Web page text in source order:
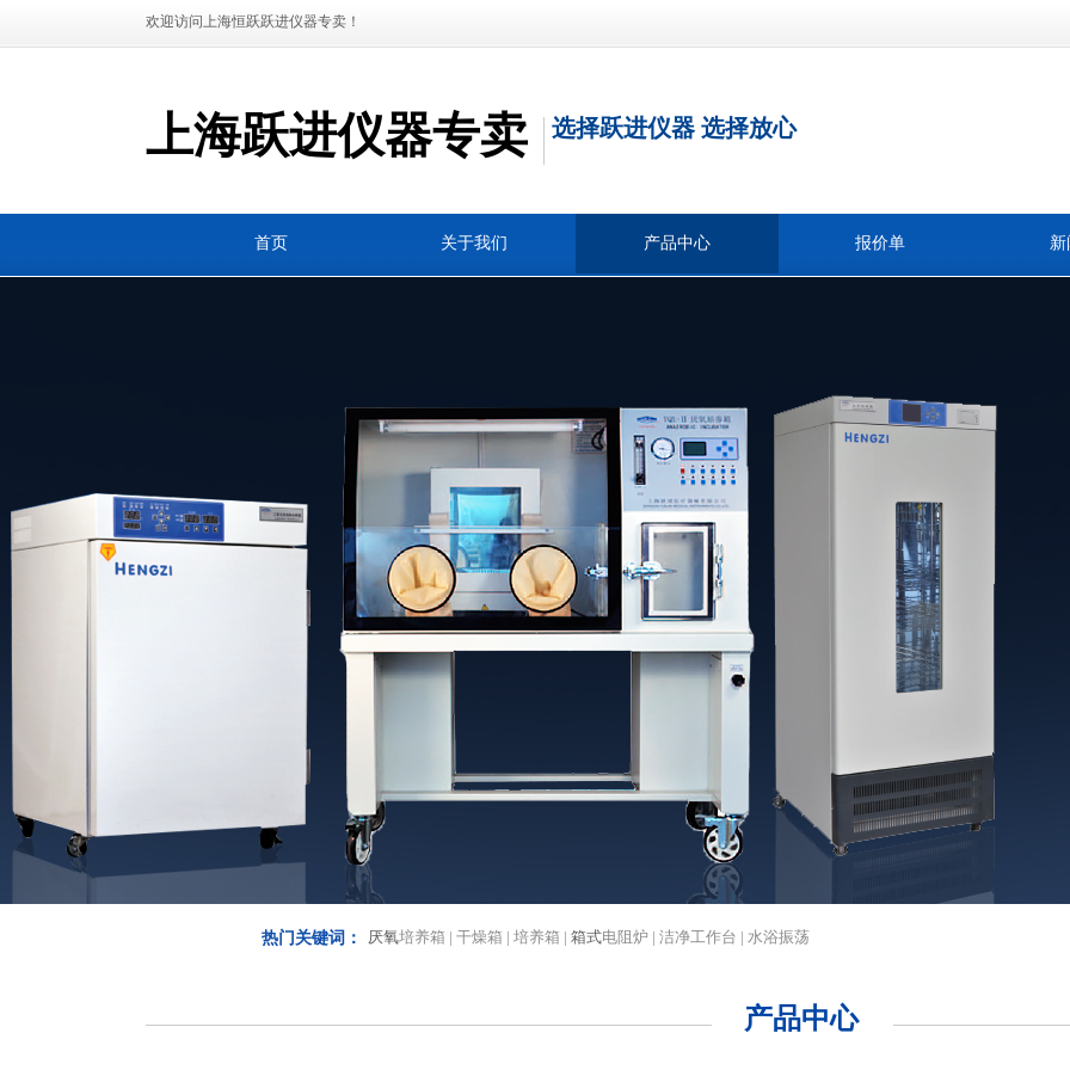
欢迎访问上海恒跃跃进仪器专卖！
上海跃进仪器专卖 选择跃进仪器 选择放心
首页 关于我们 产品中心 报价单
厌氧培养箱 | 干燥箱 | 培养箱 | 箱式电阻炉 | 洁净工作台 | 水浴振荡
热门关键词：
产品中心